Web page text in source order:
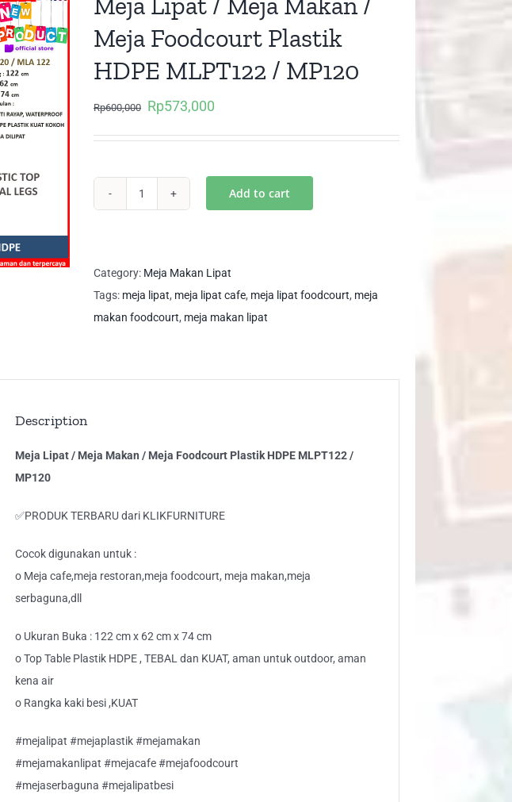
Meja Foodcourt Plastik
HDPE MLPT122 / MP120
Rp600,000
Original
Rp573,000
Meja
Makan
/
Plastik
Add to cart
Category: Meja Makan Lipat
Tags: meja lipat, meja lipat cafe, meja lipat foodcourt, meja
makan foodcourt, meja makan lipat
Description
Meja Lipat / Meja Makan / Meja Foodcourt Plastik HDPE MLPT122 /
MP120
✅PRODUK TERBARU dari KLIKFURNITURE
Cocok digunakan untuk :
o Meja cafe,meja restoran,meja foodcourt, meja makan,meja
serbaguna,dll
o Ukuran Buka : 122 cm x 62 cm x 74 cm
o Top Table Plastik HDPE , TEBAL dan KUAT, aman untuk outdoor, aman
kena air
o Rangka kaki besi ,KUAT
#mejalipat #mejaplastik #mejamakan
#mejamakanlipat #mejacafe #mejafoodcourt
#mejaserbaguna #mejalipatbesi